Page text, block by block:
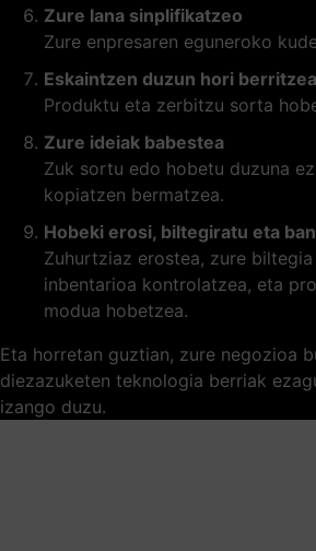
Zure lana sinplifikatzeo
Zure enpresaren eguneroko
Eskaintzen duzun hori berritzea
Produktu eta zerbitzu sorta
Zure ideiak babestea
Zuk sortu edo hobetu duzuna
kopiatzen bermatzea.
Hobeki erosi, biltegiratu eta
Zuhurtziaz erostea, zure
inbentarioa kontrolatzea, eta
modua hobetzea.
Eta horretan guztian, zure negozioa
diezazuketen teknologia berriak
izango duzu.